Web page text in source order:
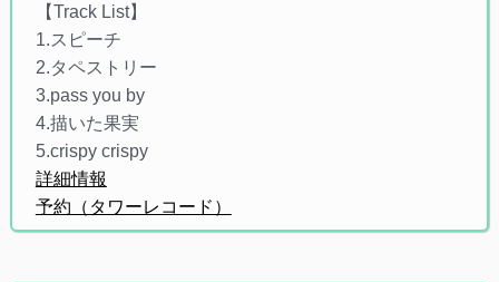
【Track List】
1.スピーチ
2.タペストリー
3.pass you by
4.描いた果実
5.crispy crispy
詳細情報
予約（タワーレコード）